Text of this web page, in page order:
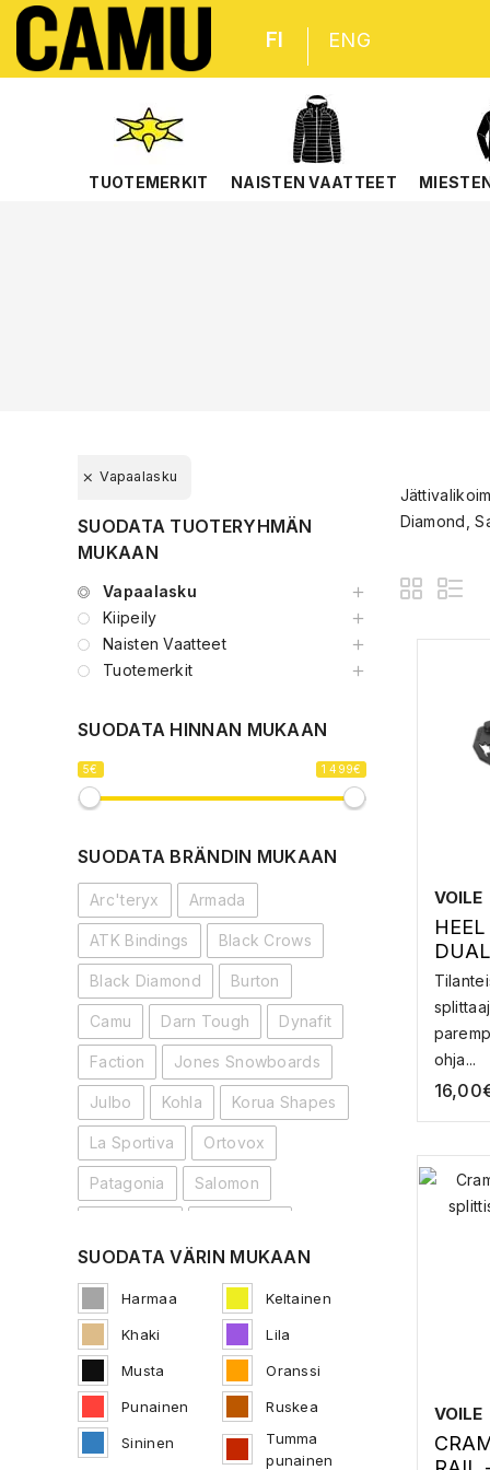
FI ENG
TUOTEMERKIT NAISTEN VAATTEET
Diamond,
VOILE
ohja...
16,00
VOILE
Vapaalasku
SUODATA TUOTERYHMÄN
MUKAAN
Vapaalasku
Kiipeily
Naisten Vaatteet
Tuotemerkit
SUODATA HINNAN MUKAAN
5€ 1 499€
SUODATA BRÄNDIN MUKAAN
Arc'teryx Armada
ATK Bindings Black Crows
Black Diamond Burton
Camu Darn Tough Dynafit
Faction Jones Snowboards
Julbo Kohla Korua Shapes
La Sportiva Ortovox
Patagonia Salomon
Thirty Two Union
United Shapes Voile Amplid
Arva Blue Ice Deeluxe
Fjell Key Equipment
SUODATA VÄRIN MUKAAN
Harmaa Keltainen
Khaki Lila
Musta Oranssi
Punainen Ruskea
Sininen
Tumma
punainen